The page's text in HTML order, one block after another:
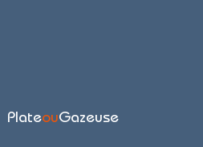
PlateouGazeuse